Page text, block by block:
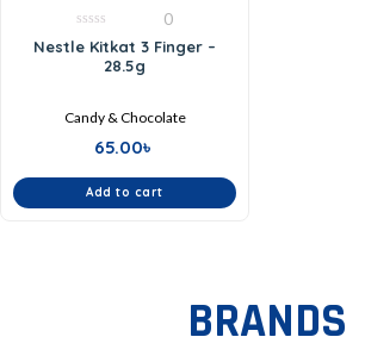
out
0
Nestle Kitkat 3 Finger –
28.5g
Candy & Chocolate
65.00৳
Add to cart
BRANDS